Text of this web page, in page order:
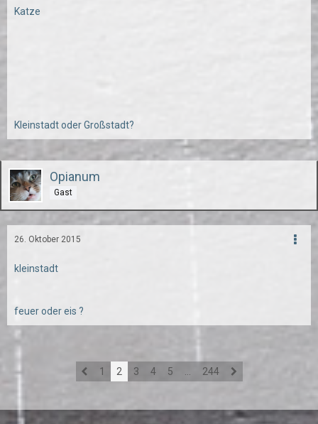
Katze
Kleinstadt oder Großstadt?
Opianum
Gast
26. Oktober 2015
kleinstadt
feuer oder eis ?
1 2 3 4 5 244